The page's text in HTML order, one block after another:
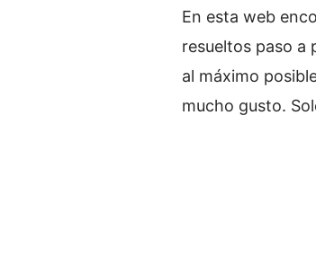
En esta web
resueltos paso a
al máximo
mucho gusto.